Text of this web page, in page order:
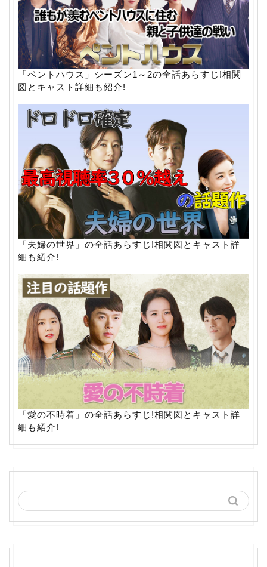
「ペントハウス」シーズン1～2の全話あらすじ!相関
図とキャスト詳細も紹介!
「夫婦の世界」の全話あらすじ!相関図とキャスト詳
細も紹介!
「愛の不時着」の全話あらすじ!相関図とキャスト詳
細も紹介!